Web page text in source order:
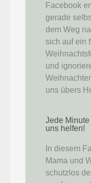
Facebook
gerade
dem Weg
sich auf ein
und
uns übers
Jede
uns helfen!
In diesem
Mama und
schutzlos